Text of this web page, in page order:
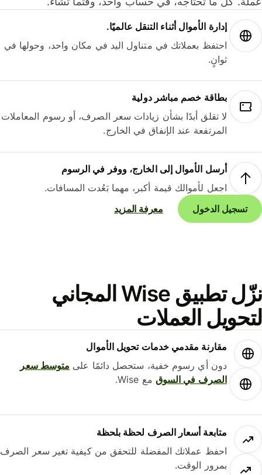
إدارة الأموال أثناء التنقل عالميًا.
احتفظ بعملاتك في متناول اليد في مكان واحد، وحولها في
ثوانٍ.
بطاقة خصم مباشر دولية
لا تقلق أبدًا بشأن زيادات سعر الصرف، أو رسوم المعاملات
المرتفعة عند الإنفاق في الخارج.
أرسل الأموال إلى الخارج، ووفر في الرسوم
اجعل لأموالك قيمة أكبر، مهما بَعُدت المسافات.
تسجيل الدخول
معرفة المزيد
نزّل تطبيق Wise المجاني
العملات
مقارنة مقدمي خدمات تحويل الأموال
دون أي رسوم خفية، ستحصل دائمًا علىمتوسط ​​سعر
الصرف في السوقمع Wise.
متابعة أسعار الصرف لحظة بلحظة
احفظ عملاتك المفضلة للتحقق من كيفية تغير سعر الصرف
بمرور الوقت.